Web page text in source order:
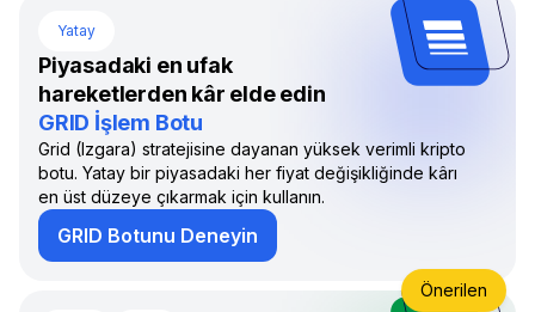
Yatay
Piyasadaki en ufak
hareketlerden kâr elde edin
GRID İşlem Botu
Grid (Izgara) stratejisine dayanan yüksek verimli kripto
botu. Yatay bir piyasadaki her fiyat değişikliğinde kârı
en üst düzeye çıkarmak için kullanın.
GRID Botunu Deneyin
Önerilen